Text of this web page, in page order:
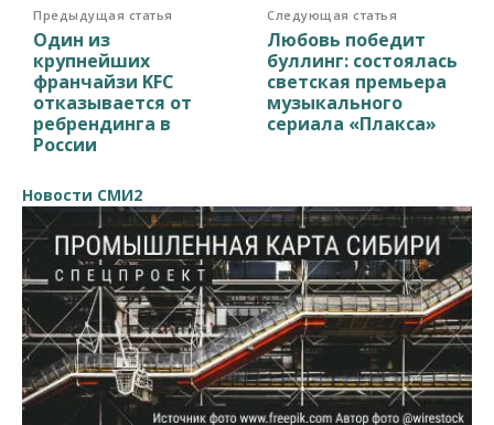
Предыдущая статья
Один из
крупнейших
франчайзи KFC
отказывается от
ребрендинга в
России
Следующая статья
Любовь победит
буллинг: состоялась
светская премьера
музыкального
сериала «Плакса»
Новости СМИ2